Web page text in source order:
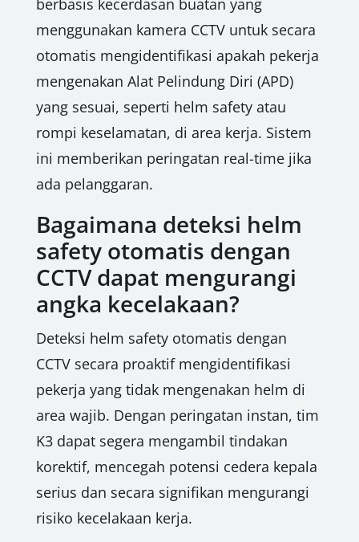
berbasis kecerdasan buatan yang
menggunakan kamera CCTV untuk secara
otomatis mengidentifikasi apakah pekerja
mengenakan Alat Pelindung Diri (APD)
yang sesuai, seperti helm safety atau
rompi keselamatan, di area kerja. Sistem
ini memberikan peringatan real-time jika
ada pelanggaran.
Bagaimana deteksi helm
safety otomatis dengan
CCTV dapat mengurangi
angka kecelakaan?
Deteksi helm safety otomatis dengan
CCTV secara proaktif mengidentifikasi
pekerja yang tidak mengenakan helm di
area wajib. Dengan peringatan instan, tim
K3 dapat segera mengambil tindakan
korektif, mencegah potensi cedera kepala
serius dan secara signifikan mengurangi
risiko kecelakaan kerja.